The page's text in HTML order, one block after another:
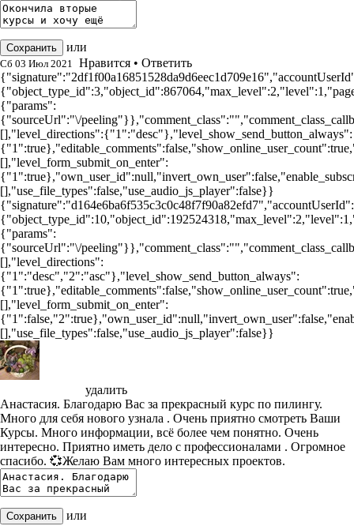
Сохранить или
Сб 03 Июл 2021 Нравится • Ответить
{"params":
{"sourceUrl":"\/
[],"level_directions":{"1":"desc"},"level_show_send_button_always":
[],"level_form_submit_on_enter":
[],"use_file_types":false,"use_audio_js_player":false}}
{"params":
{"sourceUrl":"\/
[],"level_directions":
{"1":"desc","2":"asc"},"level_show_send_button_always":
[],"level_form_submit_on_enter":
[],"use_file_types":false,"use_audio_js_player":false}}
удалить
Анастасия. Благодарю Вас за прекрасный курс по пилингу.
Много для себя нового узнала . Очень приятно смотреть Ваши
Курсы. Много информации, всё более чем понятно. Очень
интересно. Приятно иметь дело с профессионалами . Огромное
спасибо. 💞Желаю Вам много интересных проектов.
Сохранить или